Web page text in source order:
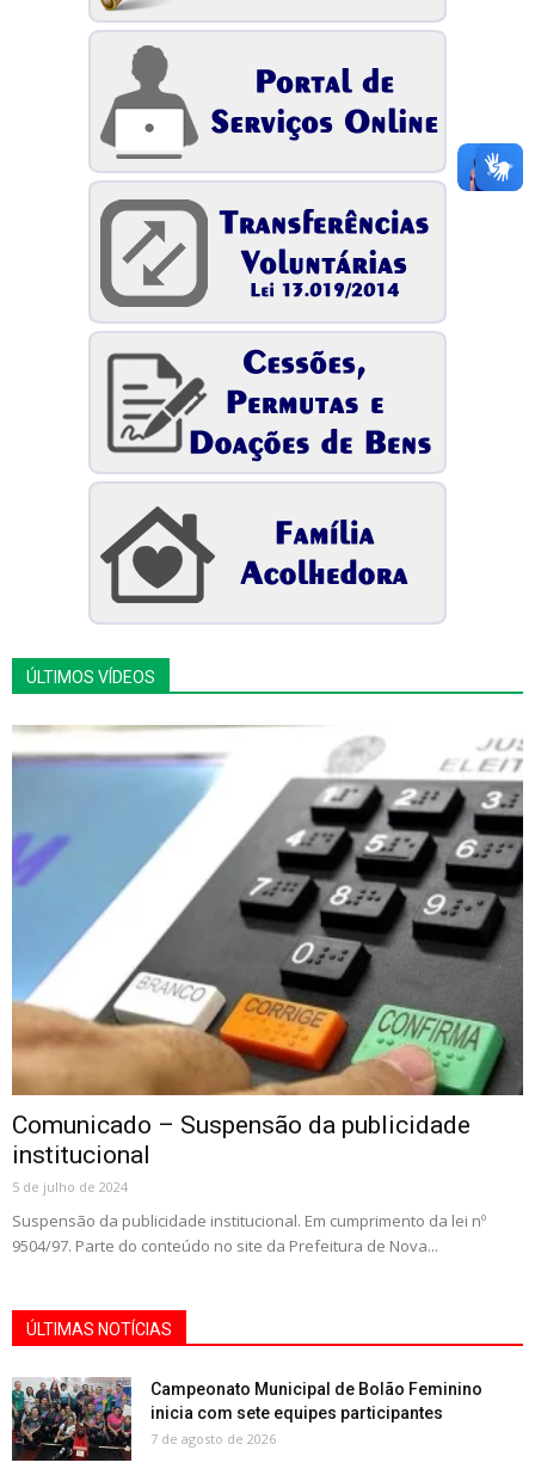
ÚLTIMOS VÍDEOS
Comunicado – Suspensão da publicidade
institucional
5 de julho de 2024
Suspensão da publicidade institucional. Em cumprimento da lei nº
9504/97. Parte do conteúdo no site da Prefeitura de Nova...
ÚLTIMAS NOTÍCIAS
Campeonato Municipal de Bolão Feminino
inicia com sete equipes participantes
7 de agosto de 2026